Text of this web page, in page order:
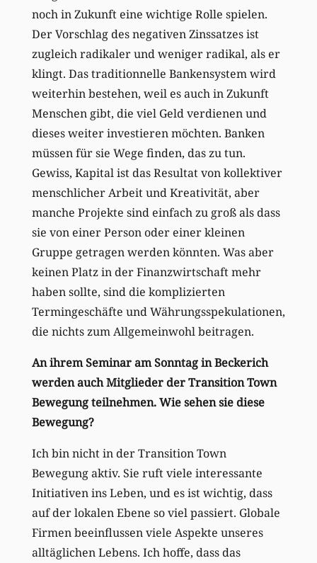
noch in Zukunft eine wichtige Rolle spielen.
Der Vorschlag des negativen Zinssatzes ist
zugleich radikaler und weniger radikal, als er
klingt. Das traditionnelle Bankensystem wird
weiterhin bestehen, weil es auch in Zukunft
Menschen gibt, die viel Geld verdienen und
dieses weiter investieren möchten. Banken
müssen für sie Wege finden, das zu tun.
Gewiss, Kapital ist das Resultat von kollektiver
menschlicher Arbeit und Kreativität, aber
manche Projekte sind einfach zu groß als dass
sie von einer Person oder einer kleinen
Gruppe getragen werden könnten. Was aber
keinen Platz in der Finanzwirtschaft mehr
haben sollte, sind die komplizierten
Termingeschäfte und Währungsspekulationen,
die nichts zum Allgemeinwohl beitragen.
An ihrem Seminar am Sonntag in Beckerich
werden auch Mitglieder der Transition Town
Bewegung teilnehmen. Wie sehen sie diese
Bewegung?
Ich bin nicht in der Transition Town
Bewegung aktiv. Sie ruft viele interessante
Initiativen ins Leben, und es ist wichtig, dass
auf der lokalen Ebene so viel passiert. Globale
Firmen beeinflussen viele Aspekte unseres
alltäglichen Lebens. Ich hoffe, dass das